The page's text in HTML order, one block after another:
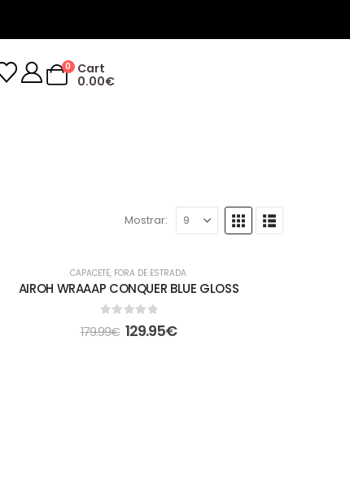
0
Cart
0.00€
Mostrar:
CAPACETE, FORA DE ESTRADA
AIROH WRAAAP CONQUER BLUE GLOSS
out of 5
179.99€ 129.95€